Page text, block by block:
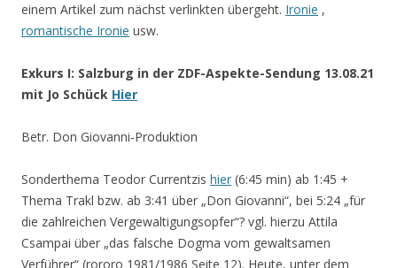
einem Artikel zum nächst verlinkten übergeht. Ironie ,
romantische Ironie usw.
Exkurs I: Salzburg in der ZDF-Aspekte-Sendung 13.08.21
mit Jo Schück Hier
Betr. Don Giovanni-Produktion
Sonderthema Teodor Currentzis hier (6:45 min) ab 1:45 +
Thema Trakl bzw. ab 3:41 über „Don Giovanni“, bei 5:24 „für
die zahlreichen Vergewaltigungsopfer“? vgl. hierzu Attila
Csampai über „das falsche Dogma vom gewaltsamen
Verführer“ (rororo 1981/1986 Seite 12). Heute, unter dem